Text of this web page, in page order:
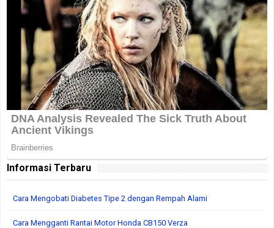
Informasi Terbaru
Cara Mengobati Diabetes Tipe 2 dengan Rempah Alami
Cara Mengganti Rantai Motor Honda CB150 Verza